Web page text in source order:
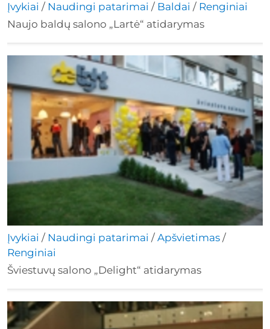
Įvykiai / Naudingi patarimai / Baldai / Renginiai
Naujo baldų salono „Lartė“ atidarymas
Įvykiai / Naudingi patarimai / Apšvietimas /
Renginiai
Šviestuvų salono „Delight“ atidarymas